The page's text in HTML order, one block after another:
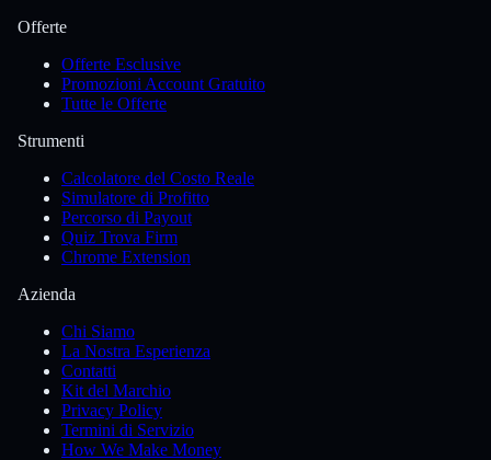
Offerte
Offerte Esclusive
Promozioni Account Gratuito
Tutte le Offerte
Strumenti
Calcolatore del Costo Reale
Simulatore di Profitto
Percorso di Payout
Quiz Trova Firm
Chrome Extension
Azienda
Chi Siamo
La Nostra Esperienza
Contatti
Kit del Marchio
Privacy Policy
Termini di Servizio
How We Make Money